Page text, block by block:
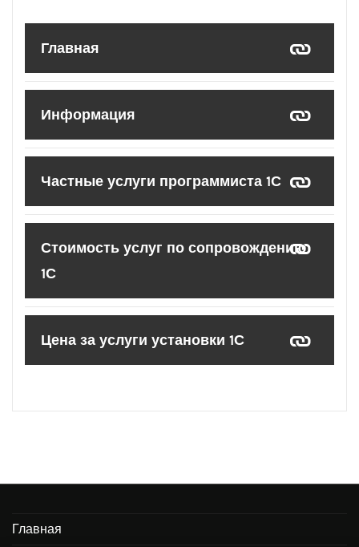
Главная
Информация
Частные услуги программиста 1С
Стоимость услуг по сопровождению
1С
Цена за услуги установки 1С
Главная